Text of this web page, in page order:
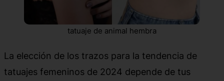
tatuaje de animal hembra
La elección de los trazos para la tendencia de
tatuajes femeninos de 2024 depende de tus